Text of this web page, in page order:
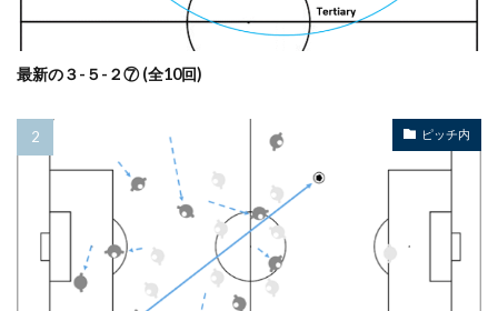
最新の３-５-２⑦ (全10回)
ピッチ内